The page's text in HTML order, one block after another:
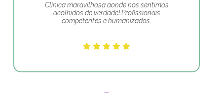
Clínica maravilhosa aonde nos sentimos
acolhidos de verdade! Profissionais
competentes e humanizados.